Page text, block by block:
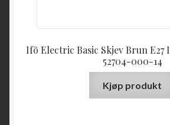
Ifö Electric Basic Skjev Brun E27
52704-000-14
Kjøp produkt